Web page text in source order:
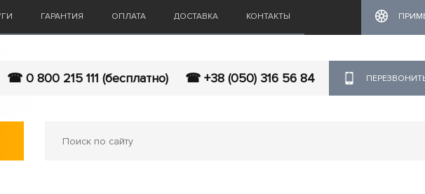
ГАРАНТИЯ ОПЛАТА ДОСТАВКА КОНТАКТЫ
☎ 0 800 215 111 (бесплатно) ☎ +38 (050) 316 56 84